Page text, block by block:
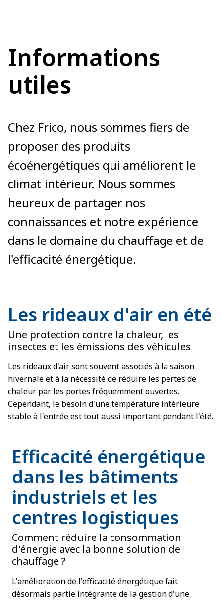
Informations
utiles
Chez Frico, nous sommes fiers de
proposer des produits
écoénergétiques qui améliorent le
climat intérieur. Nous sommes
heureux de partager nos
connaissances et notre expérience
dans le domaine du chauffage et de
l'efficacité énergétique.
Les rideaux d'air en été
Une protection contre la chaleur, les
insectes et les émissions des véhicules
Les rideaux d'air sont souvent associés à la saison
hivernale et à la nécessité de réduire les pertes de
chaleur par les portes fréquemment ouvertes.
Cependant, le besoin d'une température intérieure
stable à l'entrée est tout aussi important pendant l'été.
Efficacité énergétique
dans les bâtiments
industriels et les
centres logistiques
Comment réduire la consommation
d'énergie avec la bonne solution de
chauffage ?
L'amélioration de l'efficacité énergétique fait
désormais partie intégrante de la gestion d'une